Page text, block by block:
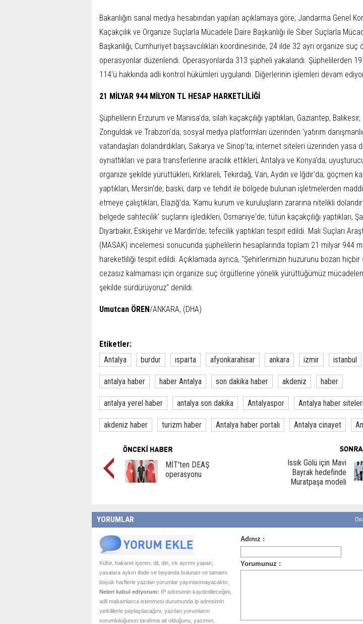
Bakanlığın sanal medya hesabından yapılan açıklamaya göre; Jandarma Genel
Kaçakçılık ve Organize Suçlarla Mücadele Daire Başkanlığı ile Siber Suçlarla
Başkanlığı, Cumhuriyet başsavcılıkları koordinesinde, 24 ilde 32 ayrı organize
operasyonlar düzenlendi. Operasyonlarda 313 şüpheli yakalandı. Şüphelilerden
114'ü hakkında adli kontrol hükümleri uygulandı. Diğerlerinin işlemleri devam
21 MİLYAR 944 MİLYON TL HESAP HARKETLİLİĞİ
Şüphelilerin Erzurum ve Manisa'da; silah kaçakçılığı yaptıkları, Gaziantep,
Zonguldak ve Trabzon'da; sosyal medya platformları üzerinden 'yatırım
vatandaşları dolandırdıkları, Sakarya ve Sinop’ta; internet siteleri üzerinden yasa
oynattıkları ve para transferlerine aracılık ettikleri, Antalya ve Konya'da;
organize şekilde yürüttükleri, Kırklareli, Tekirdağ, Van, Aydın ve Iğdır'da; göçmen
yaptıkları, Mersin'de; baskı, darp ve tehdit ile bölgede bulunan işletmelerden
etmeye çalıştıkları, Elazığ’da; 'Kamu kurum ve kuruluşların zararına nitelikli
belgede sahtecilik' suçlarını işledikleri, Osmaniye'de; tütün kaçakçılığı yaptıkları,
Diyarbakır, Eskişehir ve Mardin'de; tefecilik yaptıkları tespit edildi. Mali Suçları
(MASAK) incelemesi sonucunda şüphelilerin hesaplarında toplam 21 milyar 944
hareketliliği tespit edildi. Açıklamada ayrıca, "Şehirlerimizin huzurunu bozan
cezasız kalmaması için organize suç örgütlerine yönelik yürüttüğümüz
şekilde sürdürüyoruz" denildi.
Umutcan ÖREN/ANKARA, (DHA)
Etiketler:
Antalya
burdur ısparta afyonkarahisar ankara izmir istanbul
antalya haber haber Antalya son dakika haber akdeniz haber
antalya yerel haber antalya son dakika Antalyaspor Antalya haber siteleri
akdeniz haber turizm haber Antalya haber portalı Antalya cinayet
MİT'ten DEAŞ
operasyonu
Issık Gölü için Mavi
Bayrak hedefinde
Muratpaşa modeli
YORUMLAR
Küfür, hakaret içeren; dil, din, ırk ayrımı yapan;
yasalara aykırı ifade ve beyanda bulunan ve tamamı
büyük harflerle yazılan yorumlar yayınlanmayacaktır.
Neleri kabul ediyorum: IP adresimin kaydedileceğini,
adli makamlarca istenmesi durumunda ip adresimin
yetkililerle paylaşılacağını, yazılan yorumların
sorumluluğunun tarafıma ait olduğunu, yazımın,